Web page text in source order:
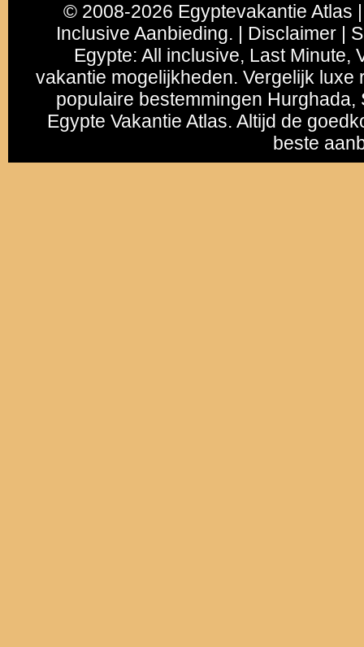
© 2008-2026 Egyptevakantie Atlas
Inclusive Aanbieding. | Disclaimer |
Egypte: All inclusive, Last Minute,
vakantie mogelijkheden. Vergelijk
populaire bestemmingen Hurghada,
Egypte Vakantie Atlas. Altijd de
beste